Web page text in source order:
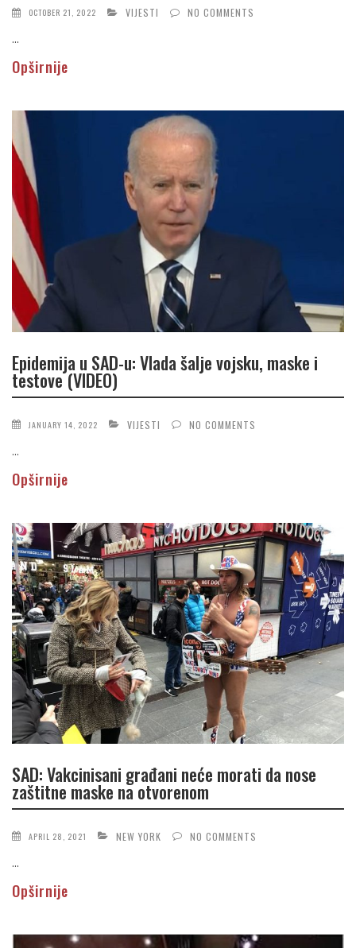
OCTOBER 21, 2022 VIJESTI NO COMMENTS
...
Opširnije
Epidemija u SAD-u: Vlada šalje vojsku, maske i
testove (VIDEO)
JANUARY 14, 2022 VIJESTI NO COMMENTS
...
Opširnije
SAD: Vakcinisani građani neće morati da nose
zaštitne maske na otvorenom
APRIL 28, 2021 NEW YORK NO COMMENTS
...
Opširnije